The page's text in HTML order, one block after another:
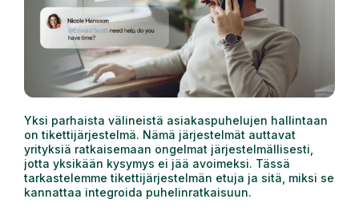
Yksi parhaista välineistä asiakaspuhelujen hallintaan
on tikettijärjestelmä. Nämä järjestelmät auttavat
yrityksiä ratkaisemaan ongelmat järjestelmällisesti,
jotta yksikään kysymys ei jää avoimeksi. Tässä
tarkastelemme tikettijärjestelmän etuja ja sitä, miksi se
kannattaa integroida puhelinratkaisuun.